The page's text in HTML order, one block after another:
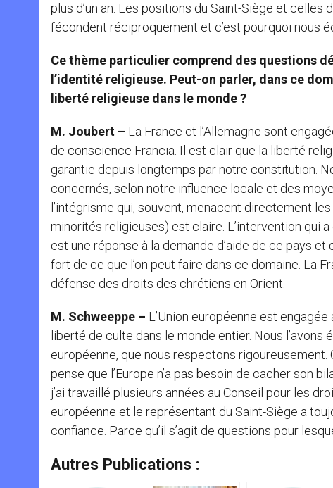
plus d’un an. Les positions du Saint-Siège et celles
fécondent réciproquement et c’est pourquoi nous
Ce thème particulier comprend des questions
l’identité religieuse. Peut-on parler, dans ce
liberté religieuse dans le monde ?
M. Joubert – La France et l’Allemagne sont
de conscience Francia. Il est clair que la liberté
garantie depuis longtemps par notre constitution.
concernés, selon notre influence locale et des
l’intégrisme qui, souvent, menacent directement
minorités religieuses) est claire. L’intervention qui
est une réponse à la demande d’aide de ce pays
fort de ce que l’on peut faire dans ce domaine. La
défense des droits des chrétiens en Orient.
M. Schweeppe – L’Union européenne est
liberté de culte dans le monde entier. Nous
européenne, que nous respectons
pense que l’Europe n’a pas besoin de cacher son
j’ai travaillé plusieurs années au Conseil pour les
européenne et le représentant du Saint-Siège a
confiance. Parce qu’il s’agit de questions pour
Autres Publications :